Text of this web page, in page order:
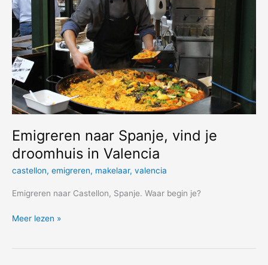
de
juiste
is?
Emigreren naar Spanje, vind je
droomhuis in Valencia
castellon, emigreren, makelaar, valencia
Emigreren naar Castellon, Spanje. Waar begin je?
Emigreren
Meer lezen »